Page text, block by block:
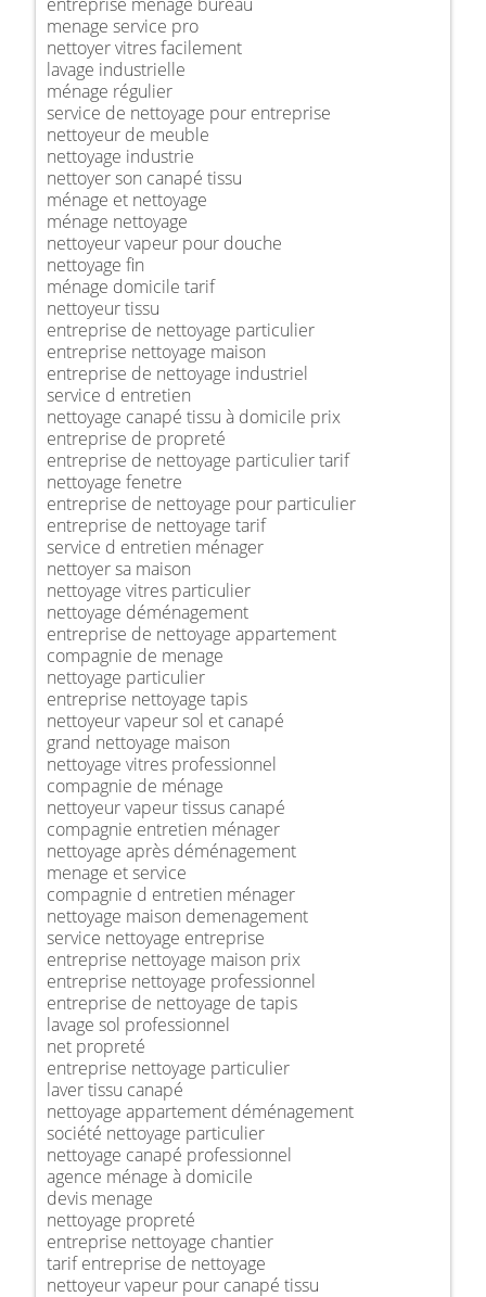
menage service pro
nettoyer vitres facilement
lavage industrielle
ménage régulier
service de nettoyage pour entreprise
nettoyeur de meuble
nettoyage industrie
nettoyer son canapé tissu
ménage et nettoyage
ménage nettoyage
nettoyeur vapeur pour douche
nettoyage fin
ménage domicile tarif
nettoyeur tissu
entreprise de nettoyage particulier
entreprise nettoyage maison
entreprise de nettoyage industriel
service d entretien
nettoyage canapé tissu à domicile prix
entreprise de propreté
entreprise de nettoyage particulier tarif
nettoyage fenetre
entreprise de nettoyage pour particulier
entreprise de nettoyage tarif
service d entretien ménager
nettoyer sa maison
nettoyage vitres particulier
nettoyage déménagement
entreprise de nettoyage appartement
compagnie de menage
nettoyage particulier
entreprise nettoyage tapis
nettoyeur vapeur sol et canapé
grand nettoyage maison
nettoyage vitres professionnel
compagnie de ménage
nettoyeur vapeur tissus canapé
compagnie entretien ménager
nettoyage après déménagement
menage et service
compagnie d entretien ménager
nettoyage maison demenagement
service nettoyage entreprise
entreprise nettoyage maison prix
entreprise nettoyage professionnel
entreprise de nettoyage de tapis
lavage sol professionnel
net propreté
entreprise nettoyage particulier
laver tissu canapé
nettoyage appartement déménagement
société nettoyage particulier
nettoyage canapé professionnel
agence ménage à domicile
devis menage
nettoyage propreté
entreprise nettoyage chantier
tarif entreprise de nettoyage
nettoyeur vapeur pour canapé tissu